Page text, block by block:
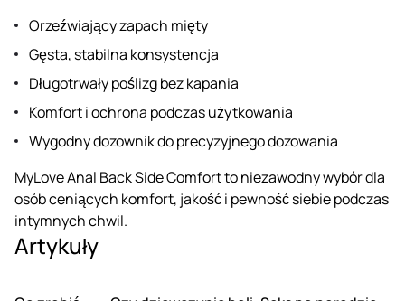
Orzeźwiający zapach mięty
Gęsta, stabilna konsystencja
Długotrwały poślizg bez kapania
Komfort i ochrona podczas użytkowania
Wygodny dozownik do precyzyjnego dozowania
MyLove Anal Back Side Comfort to niezawodny wybór dla
osób ceniących komfort, jakość i pewność siebie podczas
intymnych chwil.
Artykuły